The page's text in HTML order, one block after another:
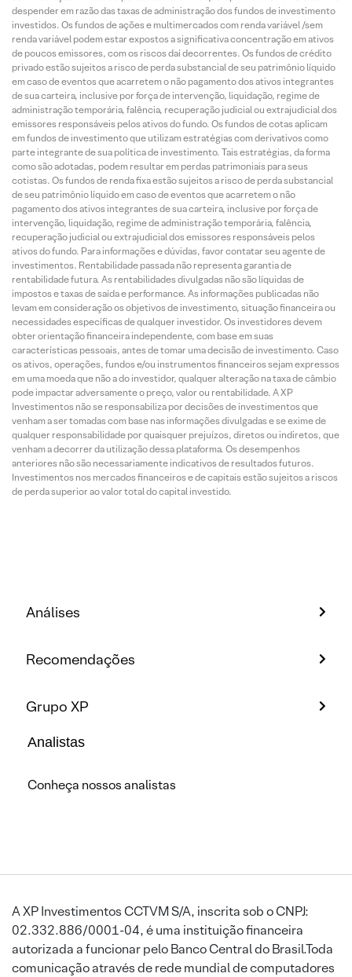
despender em razão das taxas de administração dos fundos de investimento
investidos. Os fundos de ações e multimercados com renda variável /sem
renda variável podem estar expostos a significativa concentração em ativos
de poucos emissores, com os riscos daí decorrentes. Os fundos de crédito
privado estão sujeitos a risco de perda substancial de seu patrimônio líquido
em caso de eventos que acarretem o não pagamento dos ativos integrantes
de sua carteira, inclusive por força de intervenção, liquidação, regime de
administração temporária, falência, recuperação judicial ou extrajudicial dos
emissores responsáveis pelos ativos do fundo. Os fundos de cotas aplicam
em fundos de investimento que utilizam estratégias com derivativos como
parte integrante de sua política de investimento. Tais estratégias, da forma
como são adotadas, podem resultar em perdas patrimoniais para seus
cotistas. Os fundos de renda fixa estão sujeitos a risco de perda substancial
de seu patrimônio líquido em caso de eventos que acarretem o não
pagamento dos ativos integrantes de sua carteira, inclusive por força de
intervenção, liquidação, regime de administração temporária, falência,
recuperação judicial ou extrajudicial dos emissores responsáveis pelos
ativos do fundo. Para informações e dúvidas, favor contatar seu agente de
investimentos. Rentabilidade passada não representa garantia de
rentabilidade futura. As rentabilidades divulgadas não são líquidas de
impostos e taxas de saída e performance. As informações publicadas não
levam em consideração os objetivos de investimento, situação financeira ou
necessidades específicas de qualquer investidor. Os investidores devem
obter orientação financeira independente, com base em suas
características pessoais, antes de tomar uma decisão de investimento. Caso
os ativos, operações, fundos e/ou instrumentos financeiros sejam expressos
em uma moeda que não a do investidor, qualquer alteração na taxa de câmbio
pode impactar adversamente o preço, valor ou rentabilidade. A XP
Investimentos não se responsabiliza por decisões de investimentos que
venham a ser tomadas com base nas informações divulgadas e se exime de
qualquer responsabilidade por quaisquer prejuízos, diretos ou indiretos, que
venham a decorrer da utilização dessa plataforma. Os desempenhos
anteriores não são necessariamente indicativos de resultados futuros.
Investimentos nos mercados financeiros e de capitais estão sujeitos a riscos
de perda superior ao valor total do capital investido.
Análises
Recomendações
Grupo XP
Analistas
Conheça nossos analistas
A XP Investimentos CCTVM S/A, inscrita sob o CNPJ:
02.332.886/0001-04, é uma instituição financeira
autorizada a funcionar pelo Banco Central do Brasil.Toda
comunicação através de rede mundial de computadores